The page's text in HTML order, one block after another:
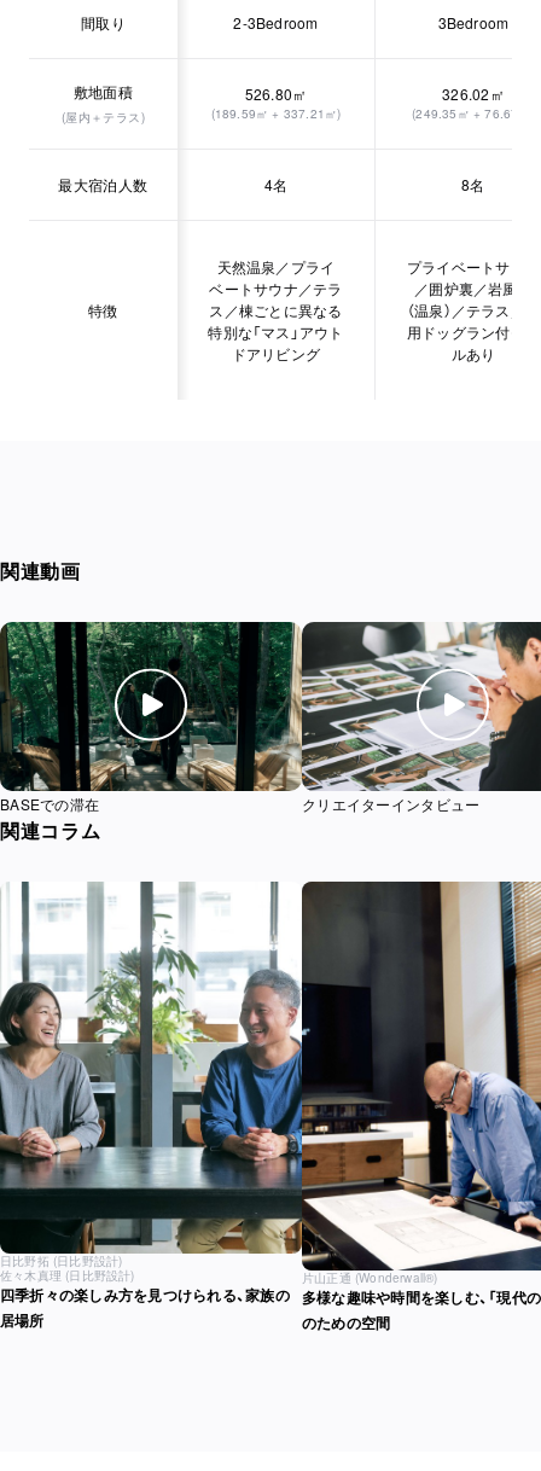
間取り 2-3Bedroom 3Bedroom
敷地面積
(屋内＋テラス)
526.80㎡
(189.59㎡ + 337.21㎡)
326.02㎡
(249.35㎡ + 76.67㎡)
最大宿泊人数 4名 8名
特徴
天然温泉／プライ
ベートサウナ／テラ
ス／棟ごとに異なる
特別な「マス」アウト
ドアリビング
プライベートサウナ
／囲炉裏／岩風呂
（温泉）／テラス／専
用ドッグラン付モデ
ルあり
関連動画
映像を再生する
BASEでの滞在
映像
クリエイターインタビュー
関連コラム
日比野拓 (日比野設計)
佐々木真理 (日比野設計)
四季折々の楽しみ方を見つけられる、家族の
居場所
片山正通 (Wonderwall®︎)
多様な趣味や時間を楽しむ、「現代
のための空間